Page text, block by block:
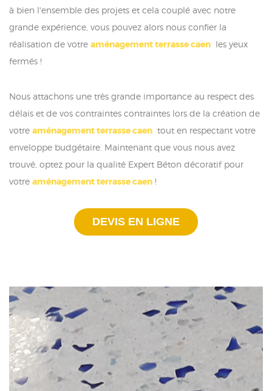
à bien l'ensemble des projets et cela couplé avec notre
grande expérience, vous pouvez alors nous confier la
réalisation de votre aménagement terrasse caen les yeux
fermés !
Nous attachons une très grande importance au respect des
délais et de vos contraintes contraintes lors de la création de
votre aménagement terrasse caen tout en respectant votre
enveloppe budgétaire. Maintenant que vous nous avez
trouvé, optez pour la qualité Expert Béton décoratif pour
votre aménagement terrasse caen !
DEVIS EN LIGNE